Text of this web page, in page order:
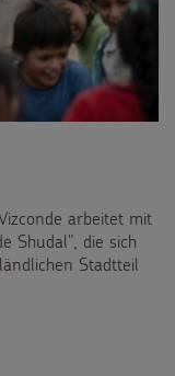
arbeitet mit
Shudal", die sich
Stadtteil